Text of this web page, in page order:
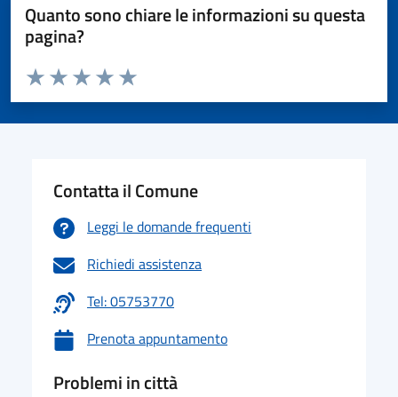
Quanto sono chiare le informazioni su questa
pagina?
Valuta da 1 a 5 stelle la pagina
Valuta 5 stelle su 5
Valuta 4 stelle su 5
Valuta 3 stelle su 5
Valuta 2 stelle su 5
Valuta 1 stelle su 5
Contatta il Comune
Leggi le domande frequenti
Richiedi assistenza
Tel: 05753770
Prenota appuntamento
Problemi in città